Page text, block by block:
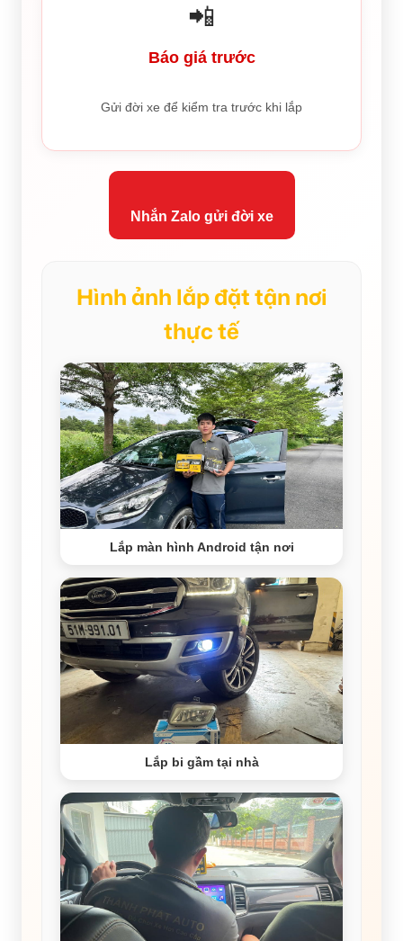
📲
Báo giá trước
Gửi đời xe để kiểm tra trước khi lắp
Nhắn Zalo gửi đời xe
Hình ảnh lắp đặt tận nơi
thực tế
Lắp màn hình Android tận nơi
Lắp bi gầm tại nhà